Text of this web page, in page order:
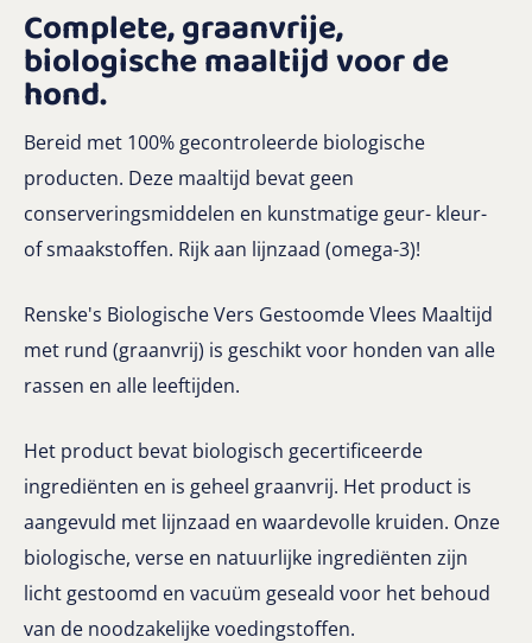
Complete, graanvrije,
biologische maaltijd voor de
hond.
Bereid met 100% gecontroleerde biologische
producten. Deze maaltijd bevat geen
conserveringsmiddelen en kunstmatige geur- kleur-
of smaakstoffen. Rijk aan lijnzaad (omega-3)!
Renske's Biologische Vers Gestoomde Vlees Maaltijd
met rund (graanvrij) is geschikt voor honden van alle
rassen en alle leeftijden.
Het product bevat biologisch gecertificeerde
ingrediënten en is geheel graanvrij. Het product is
aangevuld met lijnzaad en waardevolle kruiden. Onze
biologische, verse en natuurlijke ingrediënten zijn
licht gestoomd en vacuüm geseald voor het behoud
van de noodzakelijke voedingstoffen.